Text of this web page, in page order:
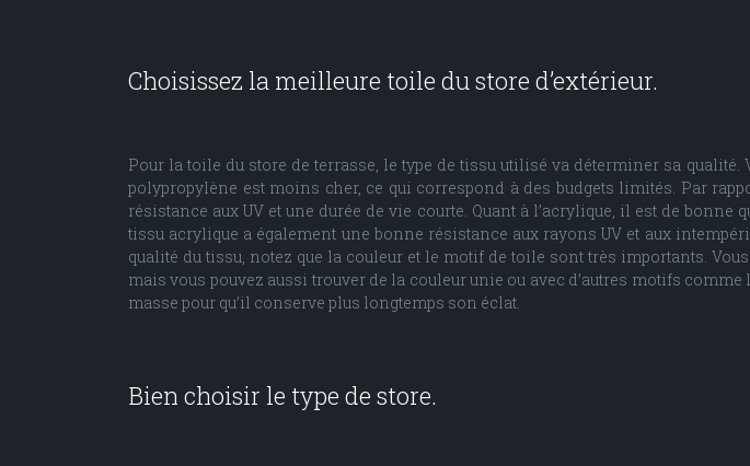
Choisissez la meilleure toile du store d’extérieur.
Pour la toile du store de terrasse, le type de tissu utilisé va déterminer sa
polypropylène est moins cher, ce qui correspond à des budgets limités. Par
résistance aux UV et une durée de vie courte. Quant à l’acrylique, il est de
tissu acrylique a également une bonne résistance aux rayons UV et aux
qualité du tissu, notez que la couleur et le motif de toile sont très importants.
mais vous pouvez aussi trouver de la couleur unie ou avec d’autres motifs
masse pour qu’il conserve plus longtemps son éclat.
Bien choisir le type de store.